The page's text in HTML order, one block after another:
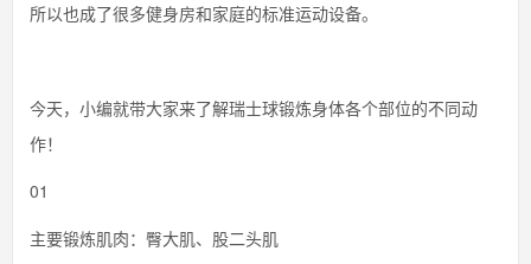
所以也成了很多健身房和家庭的标准运动设备。
今天，小编就带大家来了解瑞士球锻炼身体各个部位的不同动
作！
01
主要锻炼肌肉：臀大肌、股二头肌